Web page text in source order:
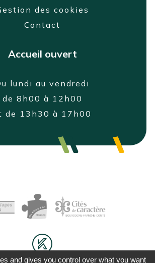
des cookies
Contact
Accueil ouvert
lundi au vendredi
de 8h00 à 12h00
de 13h30 à 17h00
and gives you control over what you want